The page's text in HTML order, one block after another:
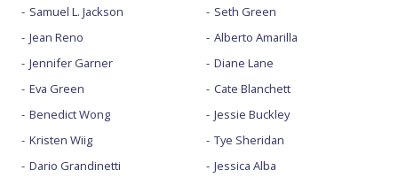
Samuel L. Jackson
Jean Reno
Jennifer Garner
Eva Green
Benedict Wong
Kristen Wiig
Dario Grandinetti
Seth Green
Alberto Amarilla
Diane Lane
Cate Blanchett
Jessie Buckley
Tye Sheridan
Jessica Alba